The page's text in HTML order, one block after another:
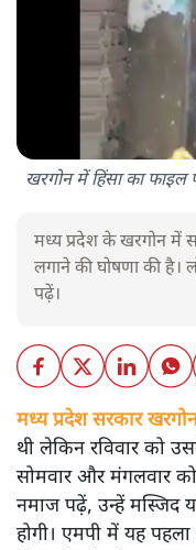
खरगोन में हिंसा का फाइल
मध्य प्रदेश के खरगोन में
लगाने की घोषणा की है।
पढ़ें।
मध्य प्रदेश सरकार
थी लेकिन रविवार को
सोमवार और मंगलवार
नमाज पढ़ें, उन्हें मस्जिद
होगी। एमपी में यह